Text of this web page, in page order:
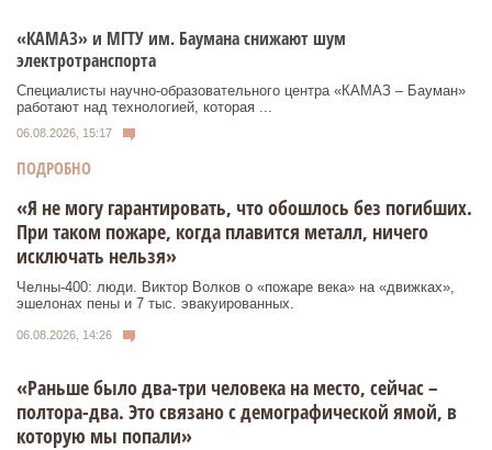
«КАМАЗ» и МГТУ им. Баумана снижают шум
электротранспорта
Специалисты научно-образовательного центра «КАМАЗ – Бауман»
работают над технологией, которая ...
06.08.2026, 15:17
ПОДРОБНО
«Я не могу гарантировать, что обошлось без погибших.
При таком пожаре, когда плавится металл, ничего
исключать нельзя»
Челны-400: люди. Виктор Волков о «пожаре века» на «движках»,
эшелонах пены и 7 тыс. эвакуированных.
06.08.2026, 14:26
«Раньше было два-три человека на место, сейчас –
полтора-два. Это связано с демографической ямой, в
которую мы попали»